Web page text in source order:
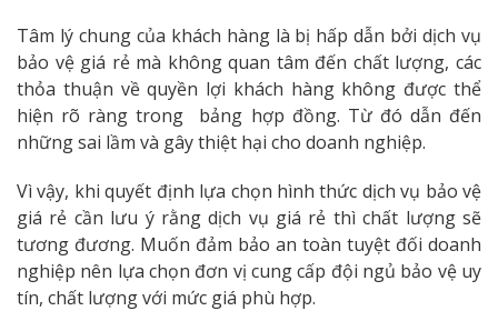
Tâm lý chung của khách hàng là bị hấp dẫn bởi dịch vụ
bảo vệ giá rẻ mà không quan tâm đến chất lượng, các
thỏa thuận về quyền lợi khách hàng không được thể
hiện rõ ràng trong bảng hợp đồng. Từ đó dẫn đến
những sai lầm và gây thiệt hại cho doanh nghiệp.
Vì vậy, khi quyết định lựa chọn hình thức dịch vụ bảo vệ
giá rẻ cần lưu ý rằng dịch vụ giá rẻ thì chất lượng sẽ
tương đương. Muốn đảm bảo an toàn tuyệt đối doanh
nghiệp nên lựa chọn đơn vị cung cấp đội ngủ bảo vệ uy
tín, chất lượng với mức giá phù hợp.